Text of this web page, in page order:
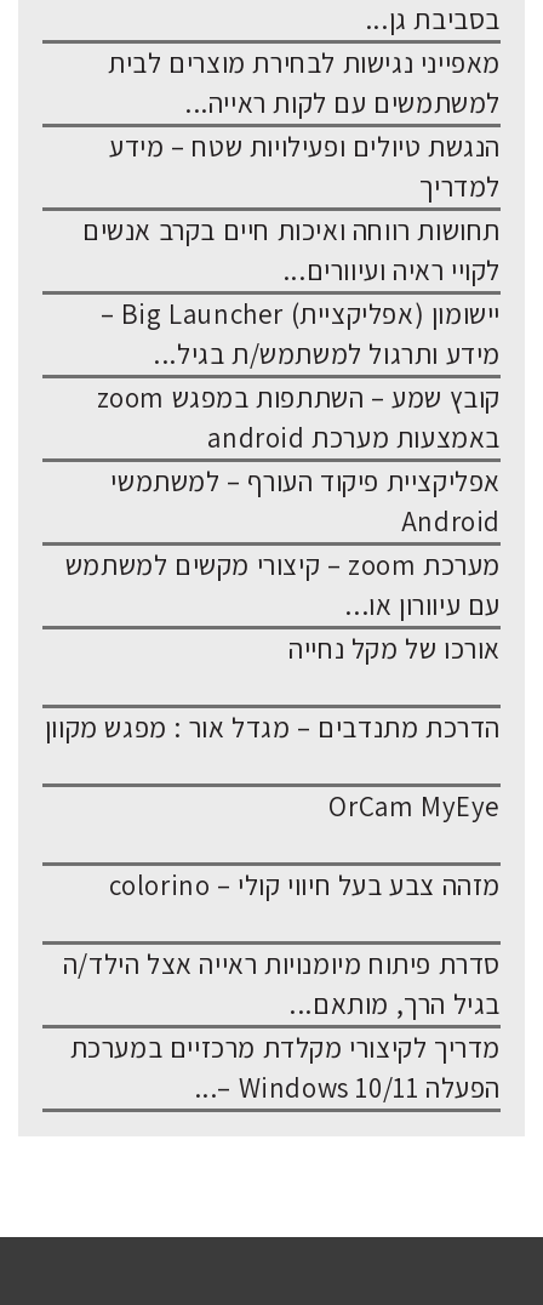
בסביבת גן...
מאפייני נגישות לבחירת מוצרים לבית
למשתמשים עם לקות ראייה...
הנגשת טיולים ופעילויות שטח – מידע
למדריך
תחושות רווחה ואיכות חיים בקרב אנשים
לקויי ראיה ועיוורים...
יישומון (אפליקציית) Big Launcher –
מידע ותרגול למשתמש/ת בגיל...
קובץ שמע – השתתפות במפגש zoom
באמצעות מערכת android
אפליקציית פיקוד העורף – למשתמשי
Android
מערכת zoom – קיצורי מקשים למשתמש
עם עיוורון או...
אורכו של מקל נחייה
הדרכת מתנדבים – מגדל אור : מפגש מקוון
OrCam MyEye
מזהה צבע בעל חיווי קולי – colorino
סדרת פיתוח מיומנויות ראייה אצל הילד/ה
בגיל הרך, מותאם...
מדריך לקיצורי מקלדת מרכזיים במערכת
הפעלה Windows 10/11 –...